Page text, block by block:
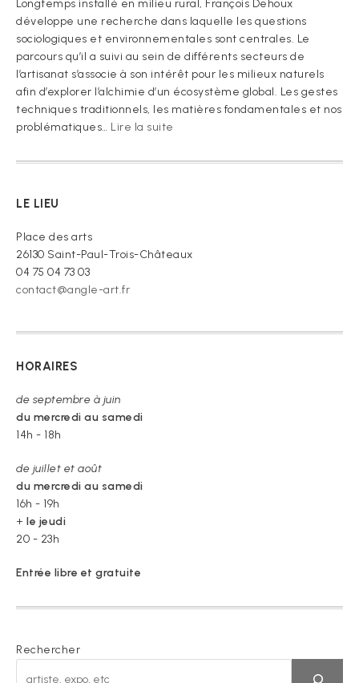
Longtemps installé en milieu rural, François Dehoux
développe une recherche dans laquelle les questions
sociologiques et environnementales sont centrales. Le
parcours qu’il a suivi au sein de différents secteurs de
l’artisanat s’associe à son intérêt pour les milieux naturels
afin d’explorer l’alchimie d’un écosystème global. Les gestes
techniques traditionnels, les matières fondamentales et nos
problématiques… Lire la suite
vous
LE LIEU
Place des arts
26130 Saint-Paul-Trois-Châteaux
04 75 04 73 03
contact@angle-art.fr
HORAIRES
de septembre à juin
du mercredi au samedi
14h - 18h
de juillet et août
du mercredi au samedi
16h - 19h
+ le jeudi
20 - 23h
Entrée libre et gratuite
Rechercher